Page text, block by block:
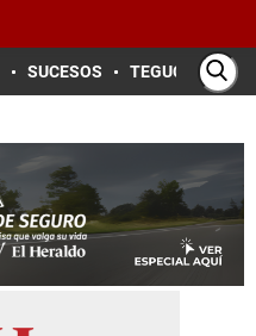
SUCESOS TEGUCIGALPA